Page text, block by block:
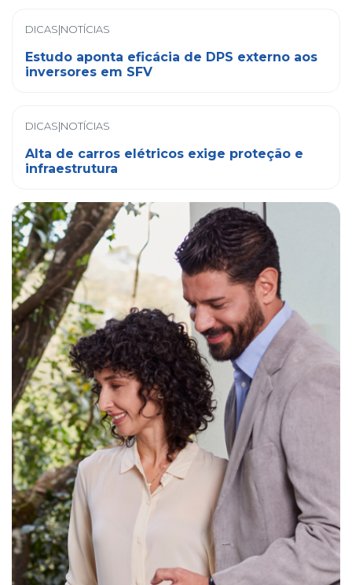
DICAS|NOTÍCIAS
Estudo aponta eficácia de DPS externo aos
inversores em SFV
DICAS|NOTÍCIAS
Alta de carros elétricos exige proteção e
infraestrutura